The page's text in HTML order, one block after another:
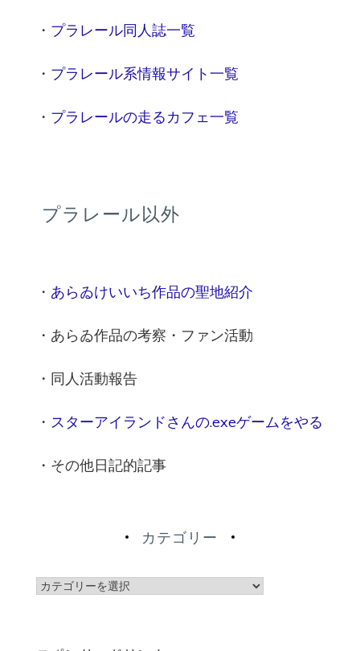
・ プラレール同人誌一覧
・ プラレール系情報サイト一覧
・ プラレールの走るカフェ一覧
プラレール以外
・ あらゐけいいち作品の聖地紹介
・あらゐ作品の考察・ファン活動
・同人活動報告
・ スターアイランドさんの.exeゲームをやる
・その他日記的記事
カテゴリー
カ